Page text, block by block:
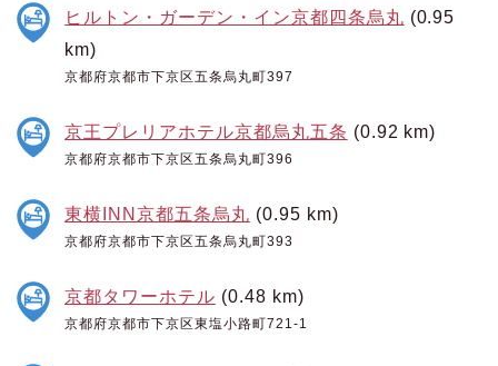
ヒルトン・ガーデン・イン京都四条烏丸 (0.95
km)
京都府京都市下京区五条烏丸町397
京王プレリアホテル京都烏丸五条 (0.92 km)
京都府京都市下京区五条烏丸町396
東横INN京都五条烏丸 (0.95 km)
京都府京都市下京区五条烏丸町393
京都タワーホテル (0.48 km)
京都府京都市下京区東塩小路町721-1